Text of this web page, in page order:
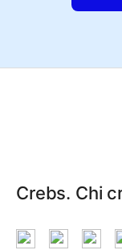
Crebs. Chi